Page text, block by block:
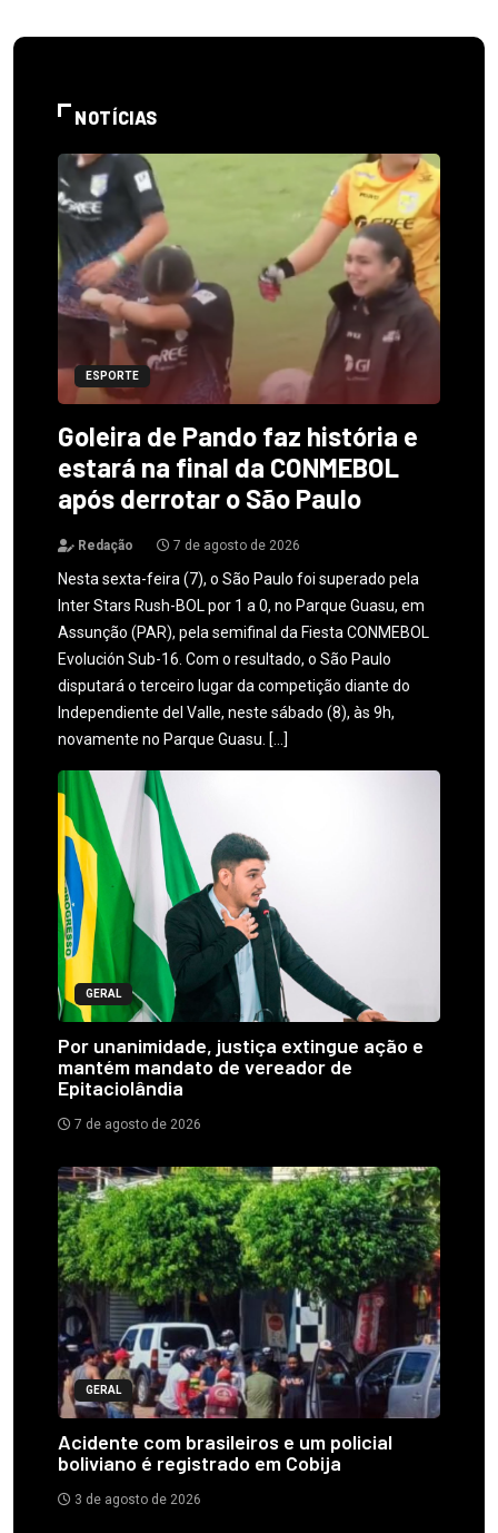
NOTÍCIAS
ESPORTE
Goleira de Pando faz história e
estará na final da CONMEBOL
após derrotar o São Paulo
Redação 7 de agosto de 2026
Nesta sexta-feira (7), o São Paulo foi superado pela
Inter Stars Rush-BOL por 1 a 0, no Parque Guasu, em
Assunção (PAR), pela semifinal da Fiesta CONMEBOL
Evolución Sub-16. Com o resultado, o São Paulo
disputará o terceiro lugar da competição diante do
Independiente del Valle, neste sábado (8), às 9h,
novamente no Parque Guasu. […]
GERAL
Por unanimidade, justiça extingue ação e
mantém mandato de vereador de
Epitaciolândia
7 de agosto de 2026
GERAL
Acidente com brasileiros e um policial
boliviano é registrado em Cobija
3 de agosto de 2026